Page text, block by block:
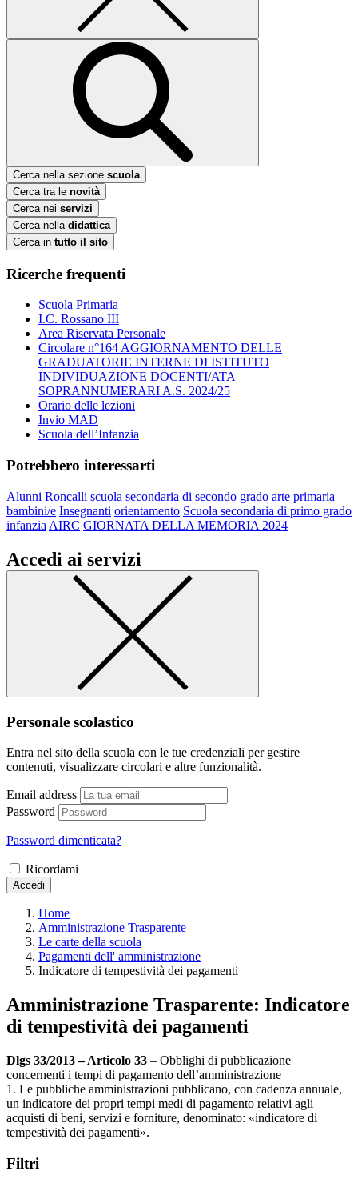
Cerca nella sezione scuola
Cerca tra le novità
Cerca nei servizi
Cerca nella didattica
Cerca in tutto il sito
Ricerche frequenti
Scuola Primaria
I.C. Rossano III
Area Riservata Personale
Circolare n°164 AGGIORNAMENTO DELLE
GRADUATORIE INTERNE DI ISTITUTO
INDIVIDUAZIONE DOCENTI/ATA
SOPRANNUMERARI A.S. 2024/25
Orario delle lezioni
Invio MAD
Scuola dell’Infanzia
Potrebbero interessarti
Alunni Roncalli scuola secondaria di secondo grado arte primaria
bambini/e Insegnanti orientamento Scuola secondaria di primo grado
infanzia AIRC GIORNATA DELLA MEMORIA 2024
Accedi ai servizi
Personale scolastico
Entra nel sito della scuola con le tue credenziali per gestire
contenuti, visualizzare circolari e altre funzionalità.
Email address
Password
Password dimenticata?
Ricordami
Accedi
Home
Amministrazione Trasparente
Le carte della scuola
Pagamenti dell' amministrazione
Indicatore di tempestività dei pagamenti
Amministrazione Trasparente: Indicatore
di tempestività dei pagamenti
Dlgs 33/2013 – Articolo 33 – Obblighi di pubblicazione
concernenti i tempi di pagamento dell’amministrazione
1. Le pubbliche amministrazioni pubblicano, con cadenza annuale,
un indicatore dei propri tempi medi di pagamento relativi agli
acquisti di beni, servizi e forniture, denominato: «indicatore di
tempestività dei pagamenti».
Filtri